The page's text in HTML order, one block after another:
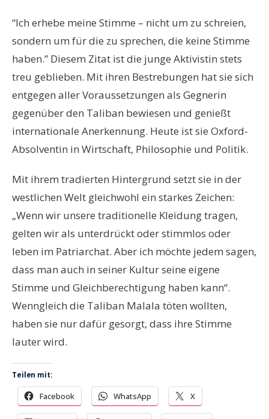
“Ich erhebe meine Stimme – nicht um zu schreien,
sondern um für die zu sprechen, die keine Stimme
haben.” Diesem Zitat ist die junge Aktivistin stets
treu geblieben. Mit ihren Bestrebungen hat sie sich
entgegen aller Voraussetzungen als Gegnerin
gegenüber den Taliban bewiesen und genießt
internationale Anerkennung. Heute ist sie Oxford-
Absolventin in Wirtschaft, Philosophie und Politik.
Mit ihrem tradierten Hintergrund setzt sie in der
westlichen Welt gleichwohl ein starkes Zeichen:
„Wenn wir unsere traditionelle Kleidung tragen,
gelten wir als unterdrückt oder stimmlos oder
leben im Patriarchat. Aber ich möchte jedem sagen,
dass man auch in seiner Kultur seine eigene
Stimme und Gleichberechtigung haben kann“.
Wenngleich die Taliban Malala töten wollten,
haben sie nur dafür gesorgt, dass ihre Stimme
lauter wird.
Teilen mit:
Facebook WhatsApp X